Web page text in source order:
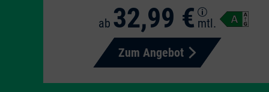
ab 32,99 € mtl.
Zum Angebot